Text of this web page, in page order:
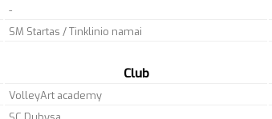
-
SM Startas / Tinklinio namai
Club
VolleyArt academy